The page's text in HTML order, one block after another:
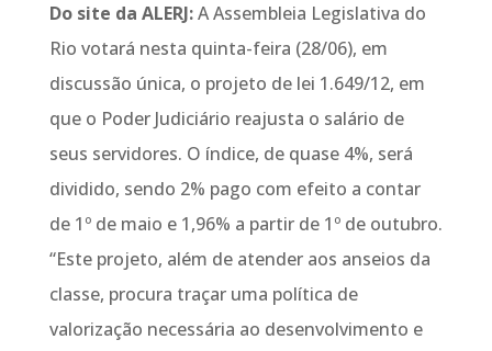
Do site da ALERJ:A Assembleia Legislativa do
Rio votará nesta quinta-feira (28/06), em
discussão única, o projeto de lei 1.649/12, em
que o Poder Judiciário reajusta o salário de
seus servidores. O índice, de quase 4%, será
dividido, sendo 2% pago com efeito a contar
de 1º de maio e 1,96% a partir de 1º de outubro.
“Este projeto, além de atender aos anseios da
classe, procura traçar uma política de
valorização necessária ao desenvolvimento e